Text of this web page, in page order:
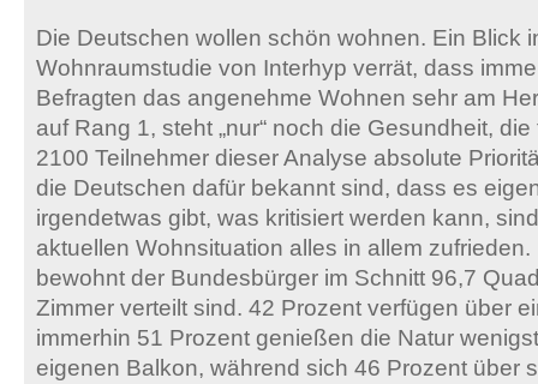
Die Deutschen wollen schön wohnen. Ein Blick
Wohnraumstudie von Interhyp verrät, dass
Befragten das angenehme Wohnen sehr am
auf Rang 1, steht „nur“ noch die Gesundheit,
2100 Teilnehmer dieser Analyse absolute
die Deutschen dafür bekannt sind, dass es
irgendetwas gibt, was kritisiert werden kann,
aktuellen Wohnsituation alles in allem zufrieden.
bewohnt der Bundesbürger im Schnitt 96,7
Zimmer verteilt sind. 42 Prozent verfügen über
immerhin 51 Prozent genießen die Natur
eigenen Balkon, während sich 46 Prozent über